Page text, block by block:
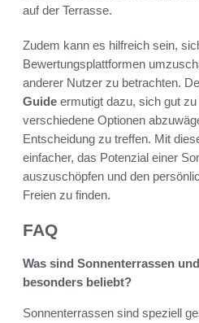
auf der Terrasse.
Zudem kann es hilfreich sein,
Bewertungsplattformen
anderer Nutzer zu betrachten.
Guide ermutigt dazu, sich gut
verschiedene Optionen
Entscheidung zu treffen. Mit
einfacher, das Potenzial einer
auszuschöpfen und den
Freien zu finden.
FAQ
Was sind Sonnenterrassen
besonders beliebt?
Sonnenterrassen sind speziell